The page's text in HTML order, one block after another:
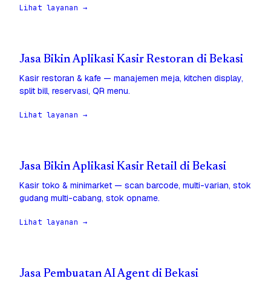
Lihat layanan →
Jasa Bikin Aplikasi Kasir Restoran di Bekasi
Kasir restoran & kafe — manajemen meja, kitchen display,
split bill, reservasi, QR menu.
Lihat layanan →
Jasa Bikin Aplikasi Kasir Retail di Bekasi
Kasir toko & minimarket — scan barcode, multi-varian, stok
gudang multi-cabang, stok opname.
Lihat layanan →
Jasa Pembuatan AI Agent di Bekasi